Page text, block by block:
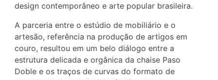
design contemporâneo e arte popular brasileira.
A parceria entre o estúdio de mobiliário e o
artesão, referência na produção de artigos em
couro, resultou em um belo diálogo entre a
estrutura delicada e orgânica da chaise Paso
Doble e os traços de curvas do formato de